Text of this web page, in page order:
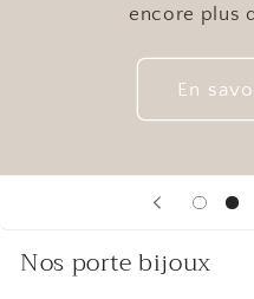
encore plus
En
Nos porte bijoux